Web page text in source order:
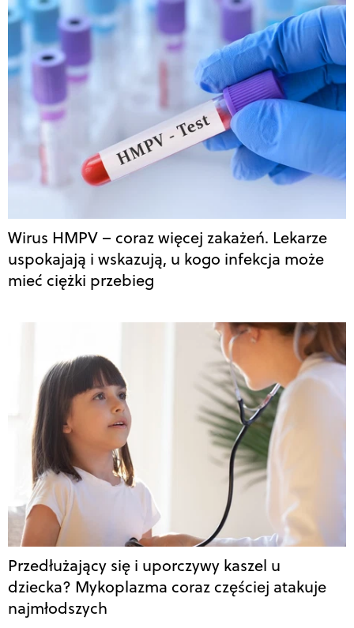
Wirus HMPV – coraz więcej zakażeń. Lekarze
uspokajają i wskazują, u kogo infekcja może
mieć ciężki przebieg
Przedłużający się i uporczywy kaszel u
dziecka? Mykoplazma coraz częściej atakuje
najmłodszych